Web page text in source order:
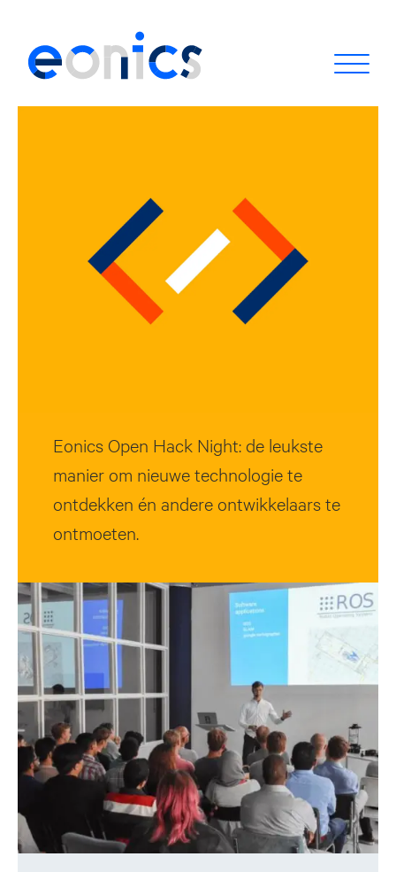
Eonics Open Hack Night: de leukste
manier om nieuwe technologie te
ontdekken én andere ontwikkelaars te
ontmoeten.